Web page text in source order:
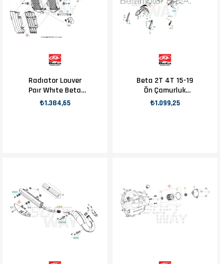
Radıator Louver
Paır Whıte Beta
Orj Yp
₺1.384,65
Beta 2T 4T 15-19
Ön Çamurluk
Braketi OEM
₺1.099,25